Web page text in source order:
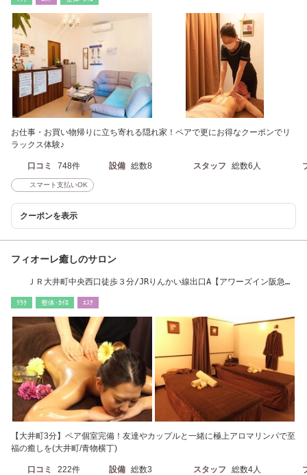
お仕事・お買い物帰りに立ち寄れる隠れ家！ペアで更にお得なクーポンでリ
ラックス体験♪
口コミ 748件 設備 総数8 スタッフ 総数6人
スマート支払いOK
クーポンを表示
フィオーレ癒しのサロン
ＪＲ大井町中央西口徒歩３分/JRりんかい線出口A【アワーズイン阪急ホ
ﾘﾗｸ 整体･ｶｲﾛ ｴｽﾃ
【大井町3分】ペア個室完備！友達やカップルと一緒に極上アロマリンパで至
福の癒しを(大井町/青物横丁)
口コミ 222件 設備 総数3 スタッフ 総数4人